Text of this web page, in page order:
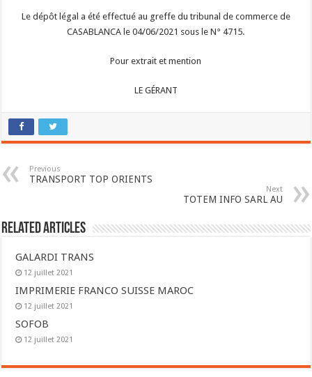
Le dépôt légal a été effectué au greffe du tribunal de commerce de
CASABLANCA le 04/06/2021 sous le N° 4715.
Pour extrait et mention
LE GÉRANT
Previous
TRANSPORT TOP ORIENTS
Next
TOTEM INFO SARL AU
Related Articles
GALARDI TRANS
12 juillet 2021
IMPRIMERIE FRANCO SUISSE MAROC
12 juillet 2021
SOFOB
12 juillet 2021